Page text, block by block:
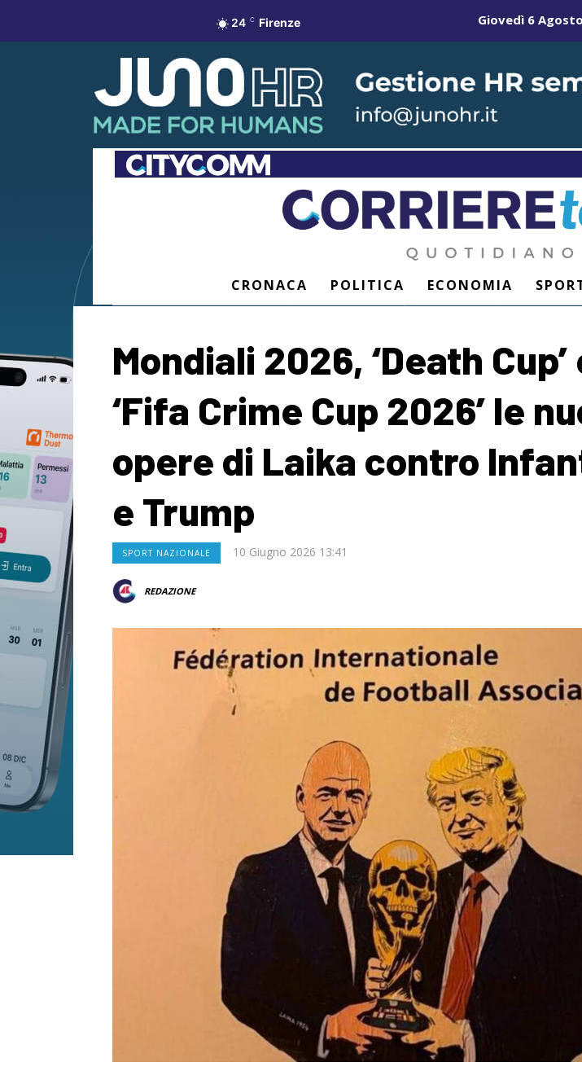
24 C Firenze Giovedì 6
CRONACA POLITICA ECONOMIA
Mondiali 2026, ‘Death Cup’
‘Fifa Crime Cup 2026’ le
opere di Laika contro
e Trump
SPORT NAZIONALE 10 Giugno 2026 13:41
REDAZIONE